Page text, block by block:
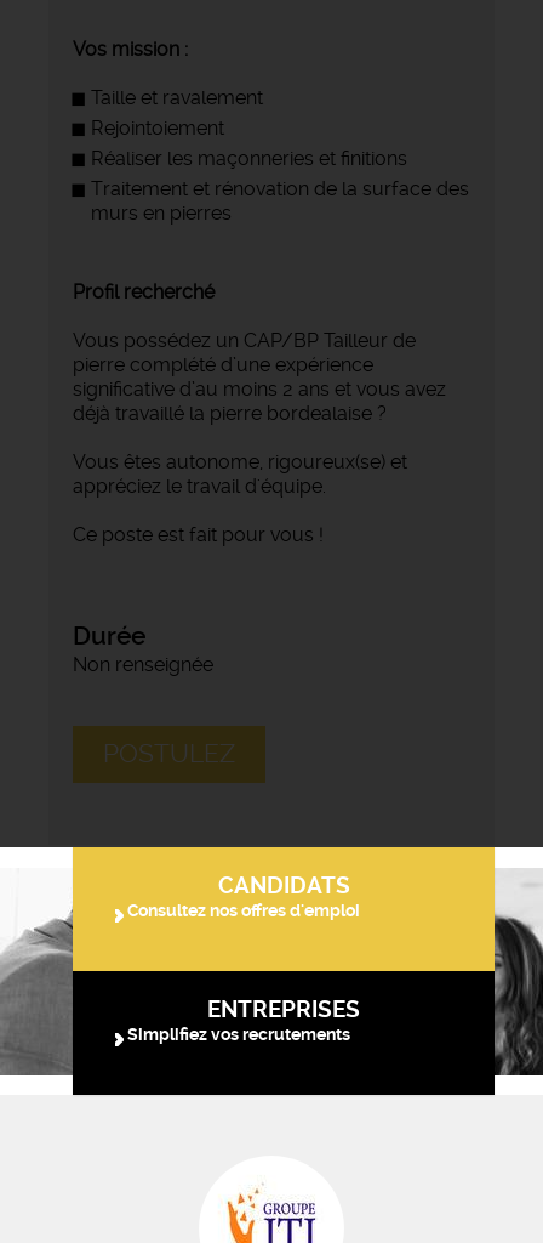
Vos mission :
Taille et ravalement
Rejointoiement
Réaliser les maçonneries et finitions
Traitement et rénovation de la surface des
murs en pierres
Profil recherché
Vous possédez un CAP/BP Tailleur de
pierre complété d’une expérience
significative d’au moins 2 ans et vous avez
déjà travaillé la pierre bordealaise ?
Vous êtes autonome, rigoureux(se) et
appréciez le travail d'équipe.
Ce poste est fait pour vous !
Durée
Non renseignée
POSTULEZ
CANDIDATS
Consultez nos offres d'emploi
ENTREPRISES
Simplifiez vos recrutements